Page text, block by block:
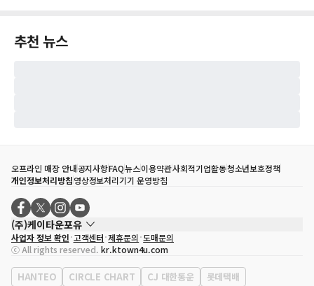
추천 뉴스
오프라인 매장 안내공지사항FAQ뉴스이용약관사회적기업활동청소년보호정책
개인정보처리방침영상정보처리기기 운영방침
(주)케이타운포유
대표자
송효민
사업자등록번호
120-87-71116
통신판매업 신고번호 제2011-서울강남-02223
대표전화
02-552-9855
사업자 정보 확인 고객센터 제휴문의 도매문의
ⓒ All rights reserved. kr.ktown4u.com
HANTEO CIRCLE CHART CJ 대한통운 롯데택배